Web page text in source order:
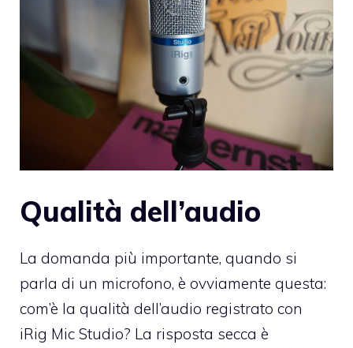
Qualità dell’audio
La domanda più importante, quando si
parla di un microfono, è ovviamente questa:
com’è la qualità dell’audio registrato con
iRig Mic Studio? La risposta secca è